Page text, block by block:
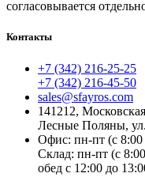
согласовывается
Контакты
+7 (342) 216-25-25
+7 (342) 216-45-50
sales@sfayros.com
141212,
Лесные Поляны,
Офис: пн-пт (с 8:00
Склад: пн-пт (с
обед с 12:00 до